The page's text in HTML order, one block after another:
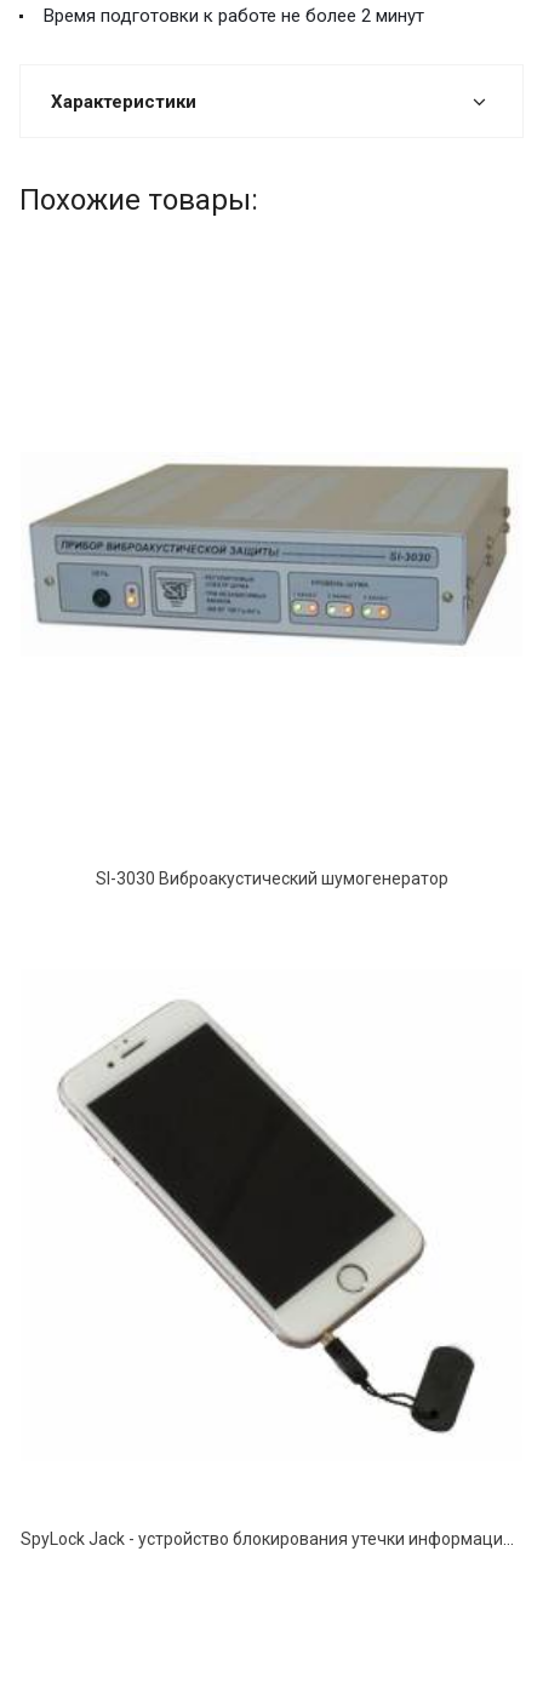
Время подготовки к работе не более 2 минут
Характеристики
Похожие товары:
SI-3030 Виброакустический шумогенератор